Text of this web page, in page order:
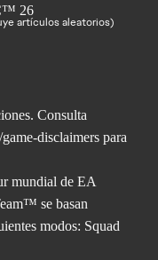
artículos aleatorios)
Consulta
disclaimers para
mundial de EA
se basan
modos: Squad